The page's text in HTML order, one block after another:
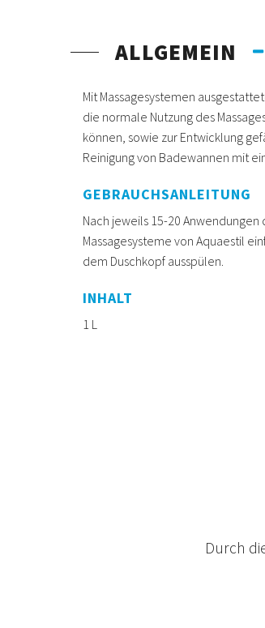
ALLGEMEIN
Mit Massagesystemen
die normale Nutzung des
können, sowie zur Entwicklung
Reinigung von Badewannen mit
GEBRAUCHSANLEITUNG
Nach jeweils 15-20
Massagesysteme von Aquaestil
dem Duschkopf ausspülen.
INHALT
1 L
Durch